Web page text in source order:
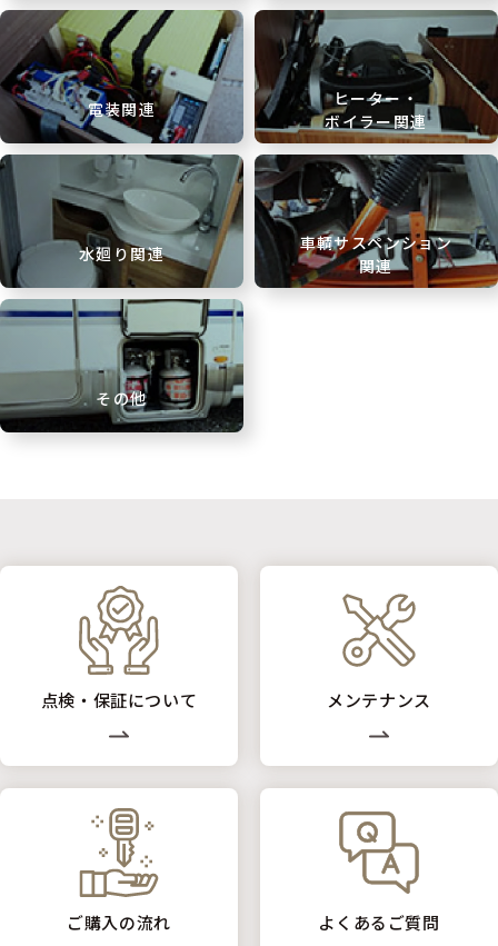
電装関連
ヒーター・
ボイラー関連
水廻り関連
車輌サスペンション
関連
その他
点検・保証について メンテナンス
ご購入の流れ よくあるご質問